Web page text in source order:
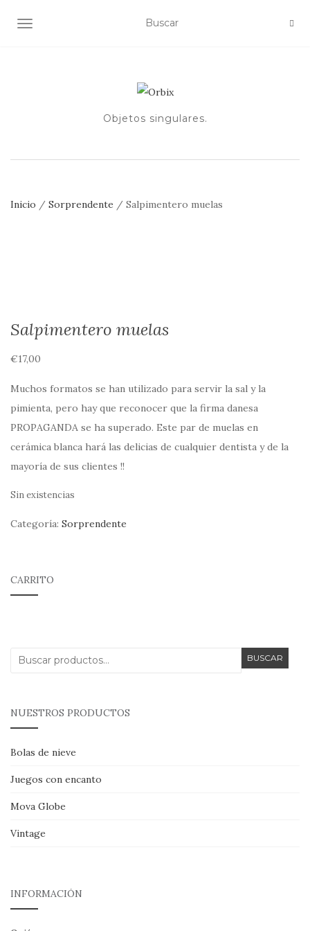
ALTERNAR NAVEGACIÓN
Objetos singulares.
Inicio / Sorprendente / Salpimentero muelas
Salpimentero muelas
€17,00
Muchos formatos se han utilizado para servir la sal y la
pimienta, pero hay que reconocer que la firma danesa
PROPAGANDA se ha superado. Este par de muelas en
cerámica blanca hará las delicias de cualquier dentista y de la
mayoría de sus clientes !!
Sin existencias
Categoría: Sorprendente
CARRITO
Buscar
BUSCAR
NUESTROS PRODUCTOS
Bolas de nieve
Juegos con encanto
Mova Globe
Vintage
INFORMACIÓN